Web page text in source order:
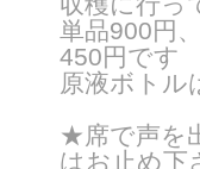
単品900円
450円です
原液ボトル
★席で声を
はお止め下